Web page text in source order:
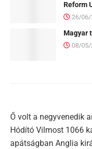
Reform
26/06/
Magyar
08/05/
Ő volt a negyvenedik
Hódító Vilmost 1066
apátságban Anglia